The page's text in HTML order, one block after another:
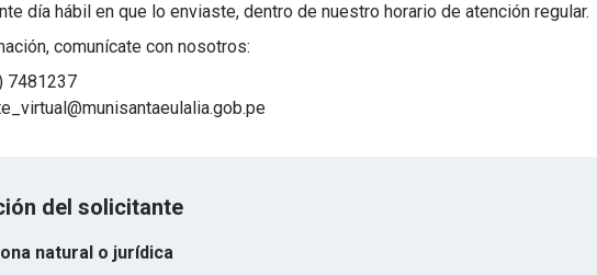
día hábil en que lo enviaste, dentro de nuestro horario de atención regular.
comunícate con nosotros:
7481237
del solicitante
natural o jurídica